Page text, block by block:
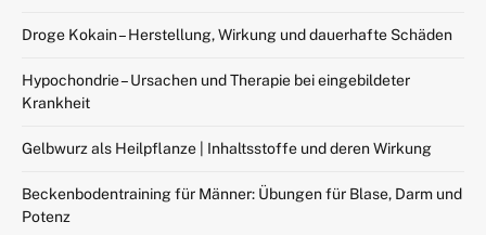
Droge Kokain – Herstellung, Wirkung und dauerhafte Schäden
Hypochondrie – Ursachen und Therapie bei eingebildeter
Krankheit
Gelbwurz als Heilpflanze | Inhaltsstoffe und deren Wirkung
Beckenbodentraining für Männer: Übungen für Blase, Darm und
Potenz